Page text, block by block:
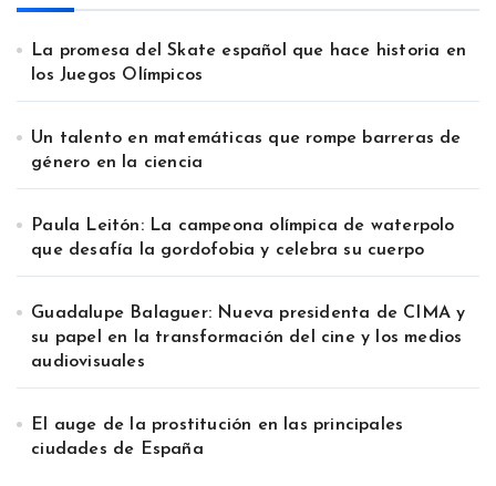
La promesa del Skate español que hace historia en
los Juegos Olímpicos
Un talento en matemáticas que rompe barreras de
género en la ciencia
Paula Leitón: La campeona olímpica de waterpolo
que desafía la gordofobia y celebra su cuerpo
Guadalupe Balaguer: Nueva presidenta de CIMA y
su papel en la transformación del cine y los medios
audiovisuales
El auge de la prostitución en las principales
ciudades de España